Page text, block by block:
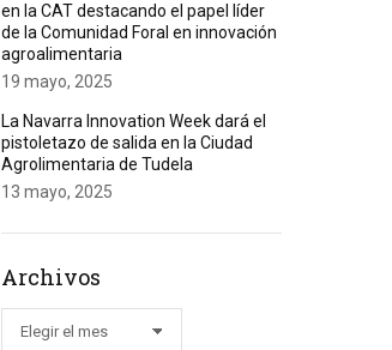
en la CAT destacando el papel líder
de la Comunidad Foral en innovación
agroalimentaria
19 mayo, 2025
La Navarra Innovation Week dará el
pistoletazo de salida en la Ciudad
Agrolimentaria de Tudela
13 mayo, 2025
Archivos